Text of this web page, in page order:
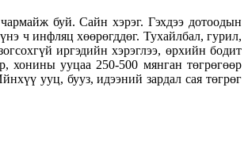
буй. Сайн хэрэг. Гэхдээ дотоодын
ч инфляц хөөрөгддөг. Тухайлбал, гурил,
иргэдийн хэрэглээ, өрхийн бодит
хонины ууцаа 250-500 мянган төгрөгөөр
ууц, бууз, идээний зардал сая төгрөг